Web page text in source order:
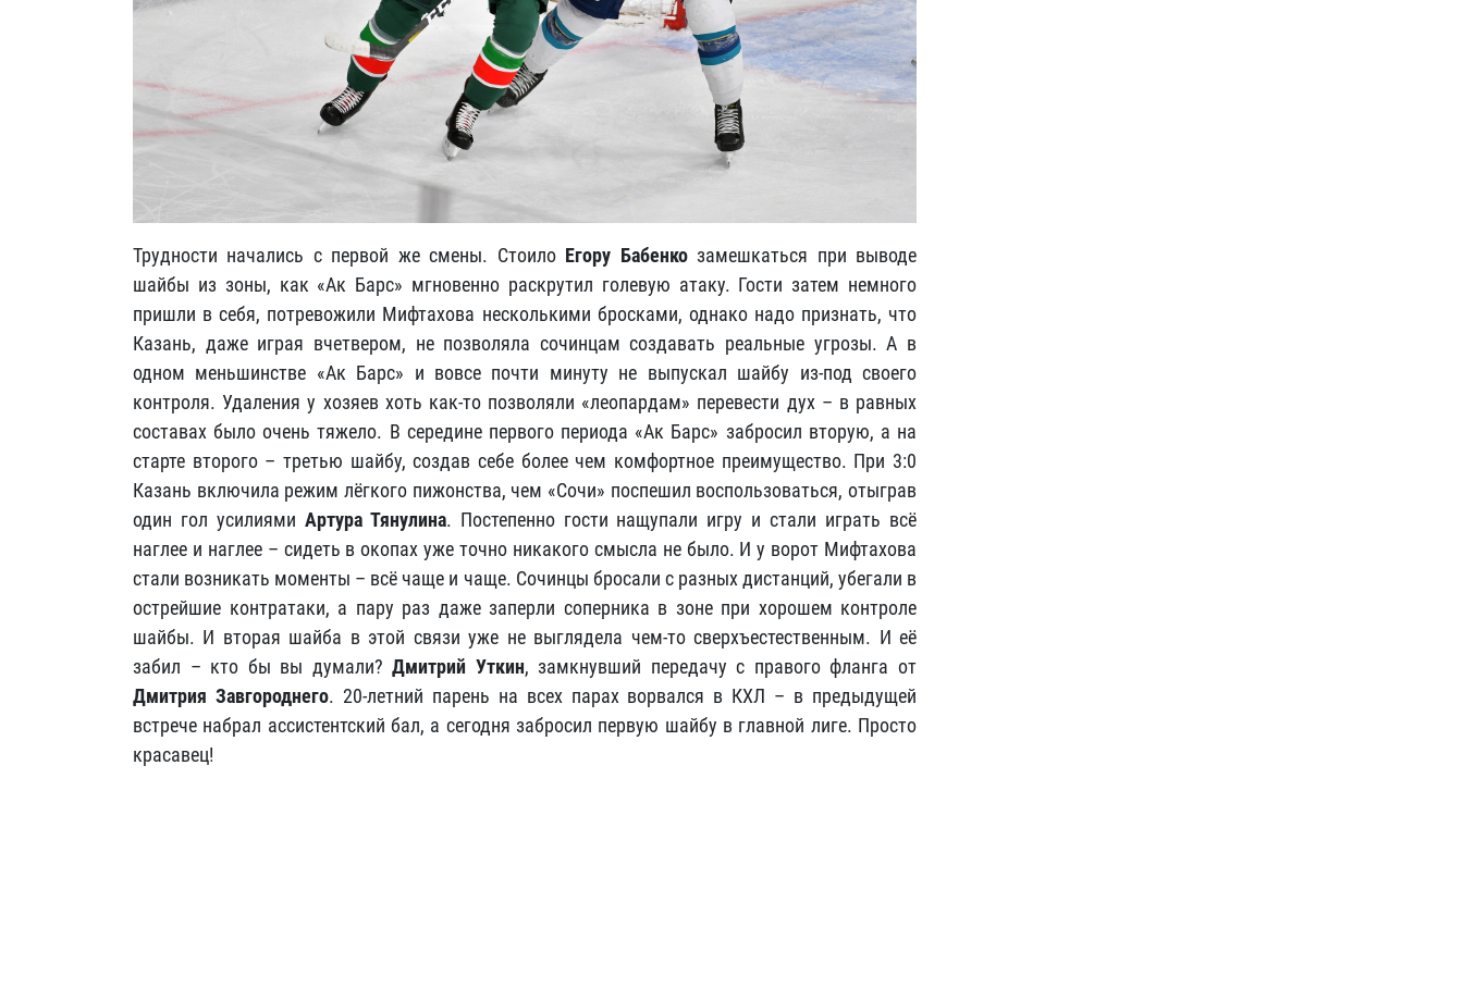
Трудности начались с первой же смены. СтоилоЕгору Бабенкозамешкаться при выводе
шайбы из зоны, как «Ак Барс» мгновенно раскрутил голевую атаку. Гости затем немного
пришли в себя, потревожили Мифтахова несколькими бросками, однако надо признать, что
Казань, даже играя вчетвером, не позволяла сочинцам создавать реальные угрозы. А в
одном меньшинстве «Ак Барс» и вовсе почти минуту не выпускал шайбу из-под своего
контроля. Удаления у хозяев хоть как-то позволяли «леопардам» перевести дух – в равных
составах было очень тяжело. В середине первого периода «Ак Барс» забросил вторую, а на
старте второго – третью шайбу, создав себе более чем комфортное преимущество. При 3:0
Казань включила режим лёгкого пижонства, чем «Сочи» поспешил воспользоваться, отыграв
один гол усилиями Артура Тянулина. Постепенно гости нащупали игру и стали играть всё
наглее и наглее – сидеть в окопах уже точно никакого смысла не было. И у ворот Мифтахова
стали возникать моменты – всё чаще и чаще. Сочинцы бросали с разных дистанций, убегали в
острейшие контратаки, а пару раз даже заперли соперника в зоне при хорошем контроле
шайбы. И вторая шайба в этой связи уже не выглядела чем-то сверхъестественным. И её
забил – кто бы вы думали?Дмитрий Уткин, замкнувший передачу с правого фланга от
Дмитрия Завгороднего. 20-летний парень на всех парах ворвался в КХЛ – в предыдущей
встрече набрал ассистентский бал, а сегодня забросил первую шайбу в главной лиге. Просто
красавец!